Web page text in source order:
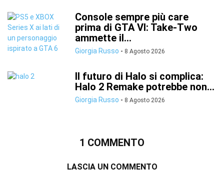
Console sempre più care
prima di GTA VI: Take-Two
ammette il...
Giorgia Russo - 8 Agosto 2026
Il futuro di Halo si complica:
Halo 2 Remake potrebbe non...
Giorgia Russo - 8 Agosto 2026
1 COMMENTO
LASCIA UN COMMENTO